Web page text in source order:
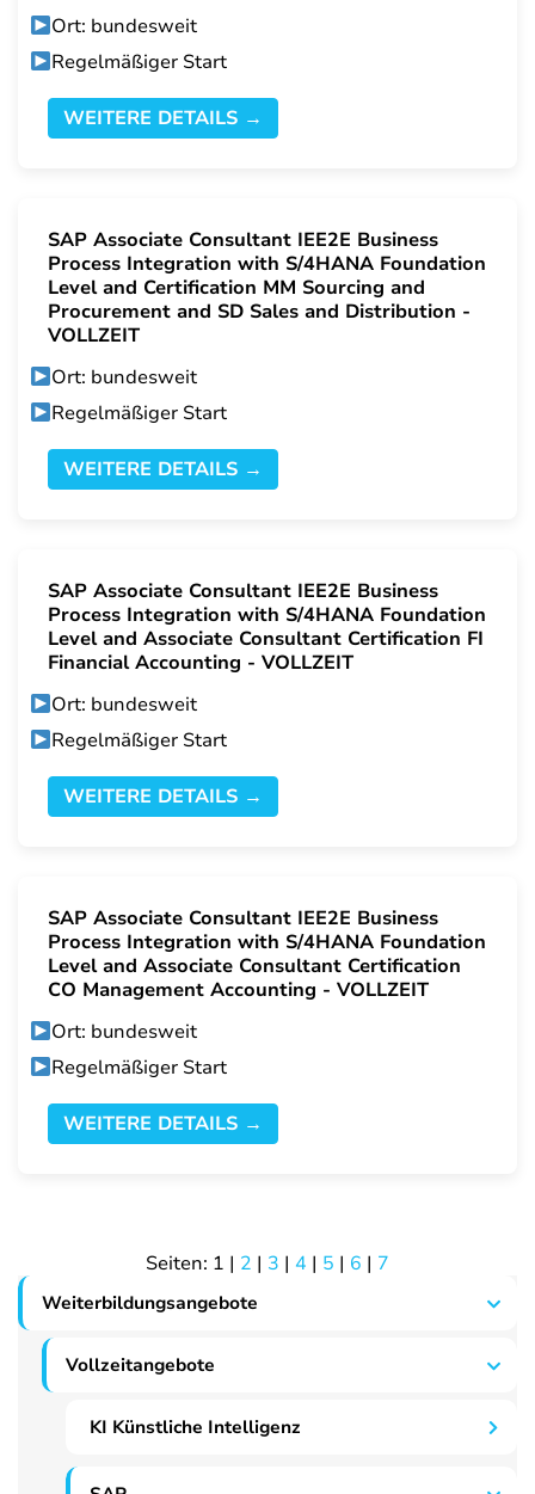
Ort: bundesweit
Regelmäßiger Start
WEITERE DETAILS →
SAP Associate Consultant IEE2E Business
Process Integration with S/4HANA Foundation
Level and Certification MM Sourcing and
Procurement and SD Sales and Distribution -
VOLLZEIT
Ort: bundesweit
Regelmäßiger Start
WEITERE DETAILS →
SAP Associate Consultant IEE2E Business
Process Integration with S/4HANA Foundation
Level and Associate Consultant Certification FI
Financial Accounting - VOLLZEIT
Ort: bundesweit
Regelmäßiger Start
WEITERE DETAILS →
SAP Associate Consultant IEE2E Business
Process Integration with S/4HANA Foundation
Level and Associate Consultant Certification
CO Management Accounting - VOLLZEIT
Ort: bundesweit
Regelmäßiger Start
WEITERE DETAILS →
Seiten: 1 | 2 | 3 | 4 | 5 | 6 | 7
Weiterbildungsangebote
Vollzeitangebote
KI Künstliche Intelligenz